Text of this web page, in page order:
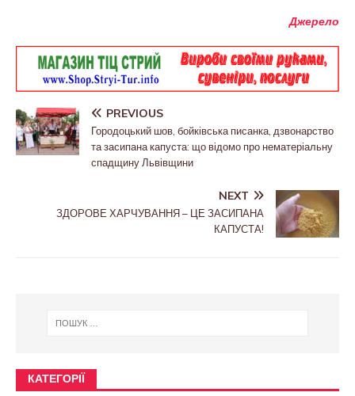
Джерело
PREVIOUS
Городоцький шов, бойківська писанка, дзвонарство
та засипана капуста: що відомо про нематеріальну
спадщину Львівщини
NEXT
ЗДОРОВЕ ХАРЧУВАННЯ – ЦЕ ЗАСИПАНА
КАПУСТА!
КАТЕГОРІЇ